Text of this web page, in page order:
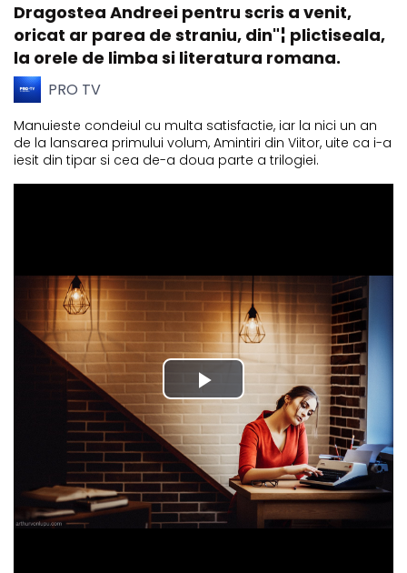
Dragostea Andreei pentru scris a venit,
oricat ar parea de straniu, din"¦ plictiseala,
la orele de limba si literatura romana.
PRO TV
Manuieste condeiul cu multa satisfactie, iar la nici un an
de la lansarea primului volum, Amintiri din Viitor, uite ca i-a
iesit din tipar si cea de-a doua parte a trilogiei.